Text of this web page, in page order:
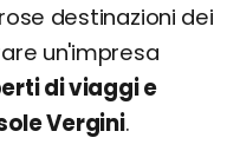
escursioni e tour
nelle Isole Vergini?
destinazioni dei
un'impresa
di viaggi e
Vergini.